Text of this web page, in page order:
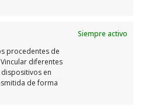
Siempre activo
procedentes de
diferentes
en
de forma
Cerrado
adicional
Banco